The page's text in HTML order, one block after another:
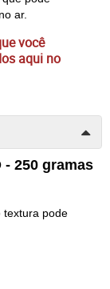
ar.
você
aqui no
- 250 gramas
textura pode